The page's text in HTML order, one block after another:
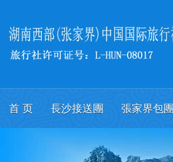
首 页 長沙接送團 張家界包團